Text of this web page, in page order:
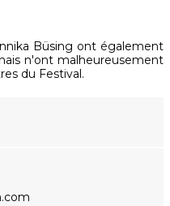
Büsing ont également
n'ont malheureusement
du Festival.